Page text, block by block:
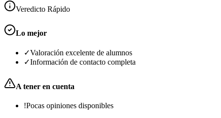
Veredicto Rápido
Lo mejor
✓Valoración excelente de alumnos
✓Información de contacto completa
A tener en cuenta
!Pocas opiniones disponibles